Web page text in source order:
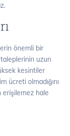
önemli bir
uzun
kesintiler
ücreti olmadığını
erişilemez hale